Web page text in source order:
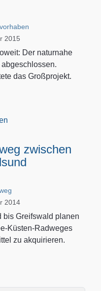
2015
Der naturnahe
das Großprojekt.
zwischen
2014
bis Greifswald planen
Küsten-Radweges
zu akquirieren.